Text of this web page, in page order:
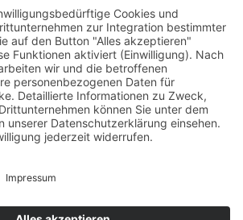
Swimmingpool
Propan- / Butangas
Online-Shops
Pieper Service
Kontakt
Öffnungszeiten